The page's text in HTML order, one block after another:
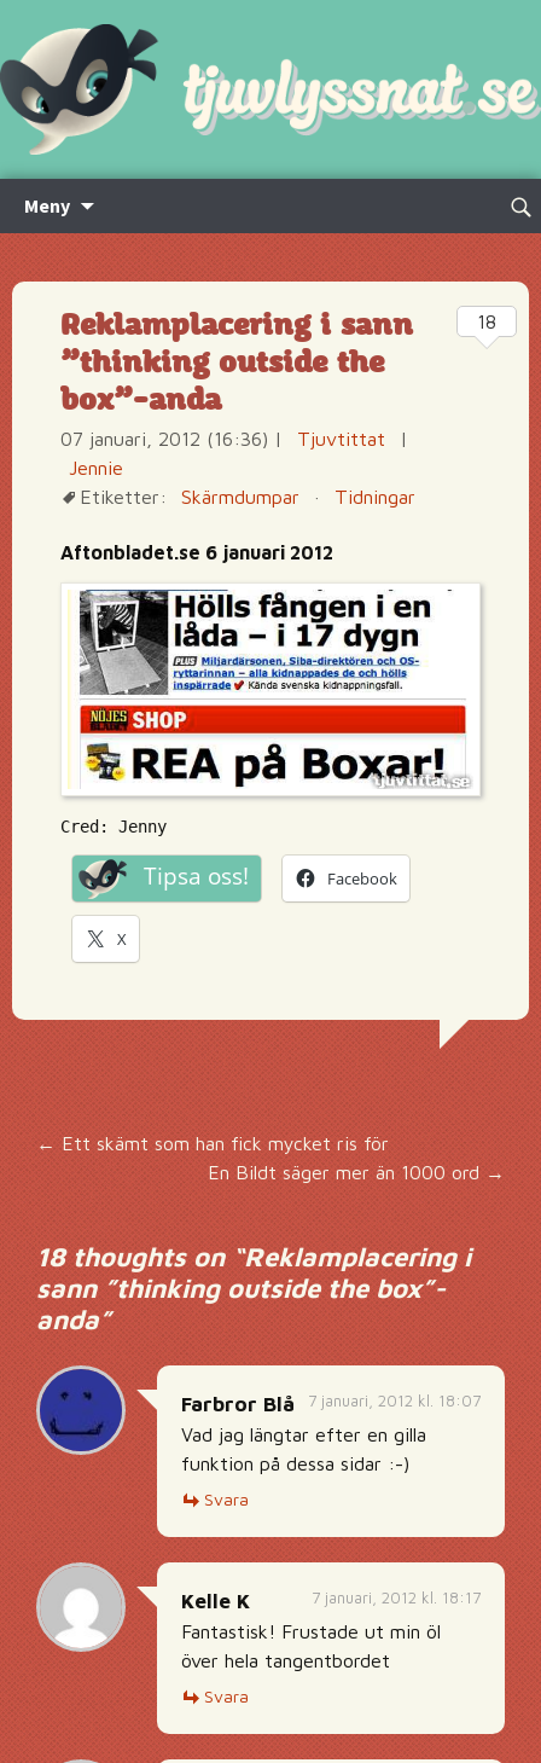
Meny
innehåll
Sök
Reklamplacering i sann
”thinking outside the
box”-anda
07 januari, 2012 (16:36) | Tjuvtittat
|
Jennie
Etiketter:
Skärmdumpar · Tidningar
Aftonbladet.se 6 januari 2012
Cred: Jenny
Tipsa oss! Facebook
X
18
Inläggsnavigering
← Ett skämt som han fick mycket ris för
En Bildt säger mer än 1000 ord→
18 thoughts on “Reklamplacering i
sann ”thinking outside the box”-
anda”
7 januari, 2012 kl. 18:07
Farbror Blå
Vad jag längtar efter en gilla
funktion på dessa sidar :-)
Svara
7 januari, 2012 kl. 18:17
Kelle K
Fantastisk! Frustade ut min öl
över hela tangentbordet
Svara